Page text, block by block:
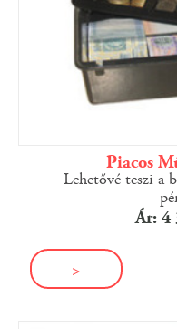
Piacos
Lehetővé teszi a
Ár: 4
>